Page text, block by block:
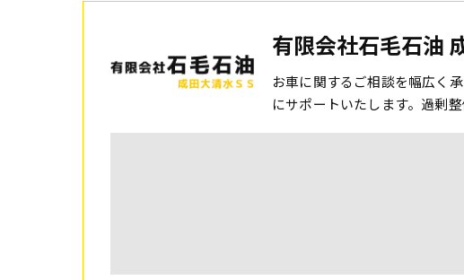
有限会社石毛石油
お車に関するご相談を幅広く
にサポートいたします。過剰